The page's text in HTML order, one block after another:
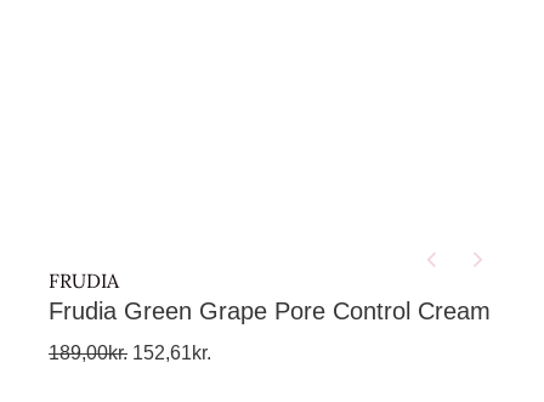
FRUDIA
Frudia Green Grape Pore Control Cream
189,00kr. 152,61kr.